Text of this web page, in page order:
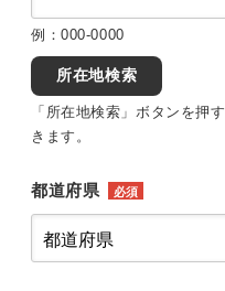
例：000-0000
所在地検索
「所在地検索」ボタンを押
きます。
都道府県 必須